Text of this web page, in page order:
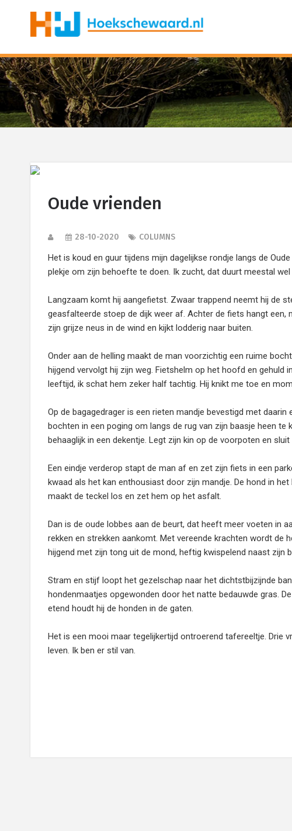
Oude vrienden
28-10-2020 COLUMNS
Het is koud en guur tijdens mijn dagelijkse rondje langs de
plekje om zijn behoefte te doen. Ik zucht, dat duurt meestal
Langzaam komt hij aangefietst. Zwaar trappend neemt hij de
geasfalteerde stoep de dijk weer af. Achter de fiets hangt
zijn grijze neus in de wind en kijkt lodderig naar buiten.
Onder aan de helling maakt de man voorzichtig een ruime
hijgend vervolgt hij zijn weg. Fietshelm op het hoofd en gehuld
leeftijd, ik schat hem zeker half tachtig. Hij knikt me toe en
Op de bagagedrager is een rieten mandje bevestigd met
bochten in een poging om langs de rug van zijn baasje heen
behaaglijk in een dekentje. Legt zijn kin op de voorpoten en sluit
Een eindje verderop stapt de man af en zet zijn fiets in een
kwaad als het kan enthousiast door zijn mandje. De hond in
maakt de teckel los en zet hem op het asfalt.
Dan is de oude lobbes aan de beurt, dat heeft meer voeten in
rekken en strekken aankomt. Met vereende krachten wordt de
hijgend met zijn tong uit de mond, heftig kwispelend naast zijn
Stram en stijf loopt het gezelschap naar het dichtstbijzijnde
hondenmaatjes opgewonden door het natte bedauwde gras.
etend houdt hij de honden in de gaten.
Het is een mooi maar tegelijkertijd ontroerend tafereeltje. Drie
leven. Ik ben er stil van.